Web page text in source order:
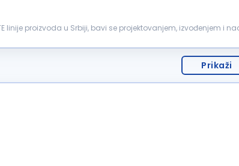
linije proizvoda u Srbiji, bavi se projektovanjem, izvođenjem i
Prikaži